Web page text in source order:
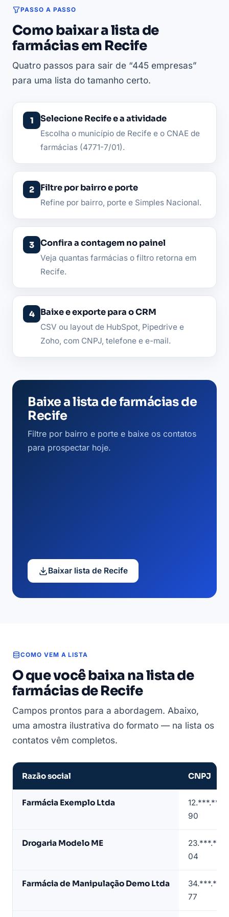
PASSO A PASSO
Como baixar a lista de
farmácias em Recife
Quatro passos para sair de “445 empresas”
para uma lista do tamanho certo.
Selecione Recife e a atividade
Escolha o município de Recife e o CNAE de
farmácias (4771-7/01).
Filtre por bairro e porte
Refine por bairro, porte e Simples Nacional.
Confira a contagem no painel
Veja quantas farmácias o filtro retorna em
Recife.
Baixe e exporte para o CRM
CSV ou layout de HubSpot, Pipedrive e
Zoho, com CNPJ, telefone e e-mail.
Baixe a lista de farmácias de
Recife
Filtre por bairro e porte e baixe os contatos
para prospectar hoje.
Baixar lista de Recife
COMO VEM A LISTA
O que você baixa na lista de
farmácias de Recife
Campos prontos para a abordagem. Abaixo,
uma amostra ilustrativa do formato — na lista os
contatos vêm completos.
farmácias
(dados
Razão social CNPJ
Farmácia Exemplo Ltda
12.***.***/
90
Drogaria Modelo ME
04
Farmácia de Manipulação Demo Ltda
77